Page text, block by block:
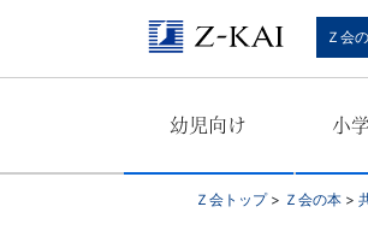
習
Ｚ会
幼児向け 小
Ｚ会トップ> Ｚ会の本 >